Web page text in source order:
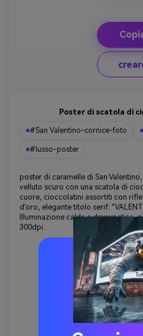
Poster di scatola di
#San Valentino-cornice-foto
#lusso-poster
poster di caramelle di San
velluto scuro con una scatola di
cuore, cioccolatini assortiti con
d'oro, elegante titolo serif:
Illuminazione calda e drammatica,
300dpi.